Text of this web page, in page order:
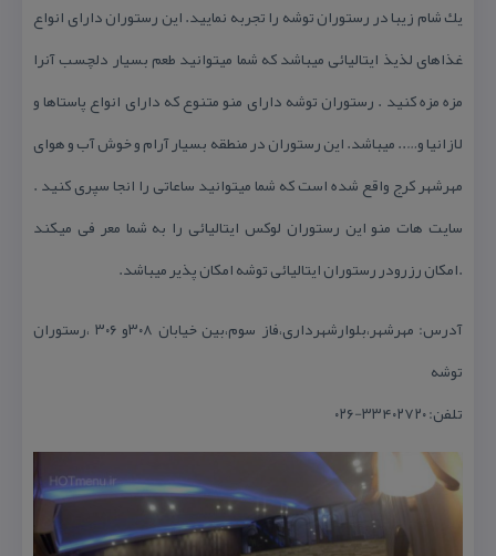
یك شام زیبا در رستوران توشه را تجربه نمایید. این رستوران دارای انواع
غذاهای لذیذ ایتالیائی میباشد كه شما میتوانید طعم بسیار دلچسب آنرا
مزه مزه كنید . رستوران توشه دارای منو متنوع كه دارای انواع پاستاها و
لازانیا و….. میباشد. این رستوران در منطقه بسیار آرام و خوش آب و هوای
مهرشهر كرج واقع شده است كه شما میتوانید ساعاتی را انجا سپری كنید .
سایت هات منو این رستوران لوكس ایتالیائی را به شما معر فی میكند
.امكان رزرودر رستوران ایتالیائی توشه امكان پذیر میباشد.
آدرس: مهرشهر،بلوارشهرداری،فاز سوم،بین خیابان ۳۰۸و ۳۰۶ ،رستوران
توشه
تلفن: ۳۳۴۰۲۷۲۰-۰۲۶